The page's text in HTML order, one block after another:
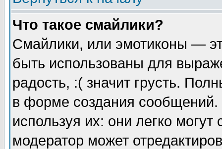
Что такое смайлики?
Смайлики, или эмотиконы —
быть использованы для
радость, :( значит грусть.
в форме создания сообщений.
используя их: они легко
модератор может